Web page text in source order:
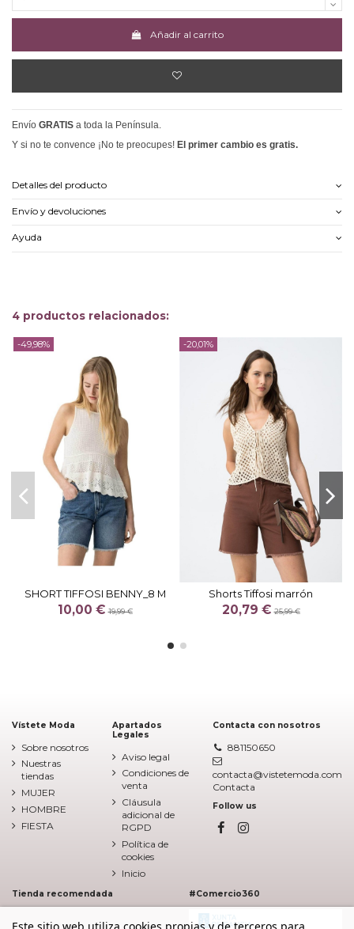
Añadir al carrito
Envío GRATIS a toda la Península.
Y si no te convence ¡No te preocupes! El primer cambio es gratis.
Detalles del producto
Envío y devoluciones
Ayuda
4 productos relacionados:
-49,98%
SHORT TIFFOSI BENNY_8 M
10,00 €19,99 €
-20,01%
Shorts Tiffosi marrón
20,79 €25,99 €
Vístete Moda
Sobre nosotros
Nuestras
tiendas
MUJER
HOMBRE
FIESTA
Apartados
Legales
Aviso legal
Condiciones de
venta
Cláusula
adicional de
RGPD
Política de
cookies
Inicio
Contacta con nosotros
881150650
contacta@vistetemoda.com
Contacta
Follow us
Tienda recomendada #Comercio360